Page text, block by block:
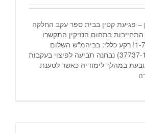
– פגיעת קטין בבית ספר עקב החלקה
בתחום הנזיקין התקשרו
אלינו 1-700-702-755! רקע כללי: בביהמ"ש השלום
בחיפה (ת"א 37737-12-18) נבחנה תביעה לפיצוי בעקבות
במהלך לימודיה כאשר לטענת